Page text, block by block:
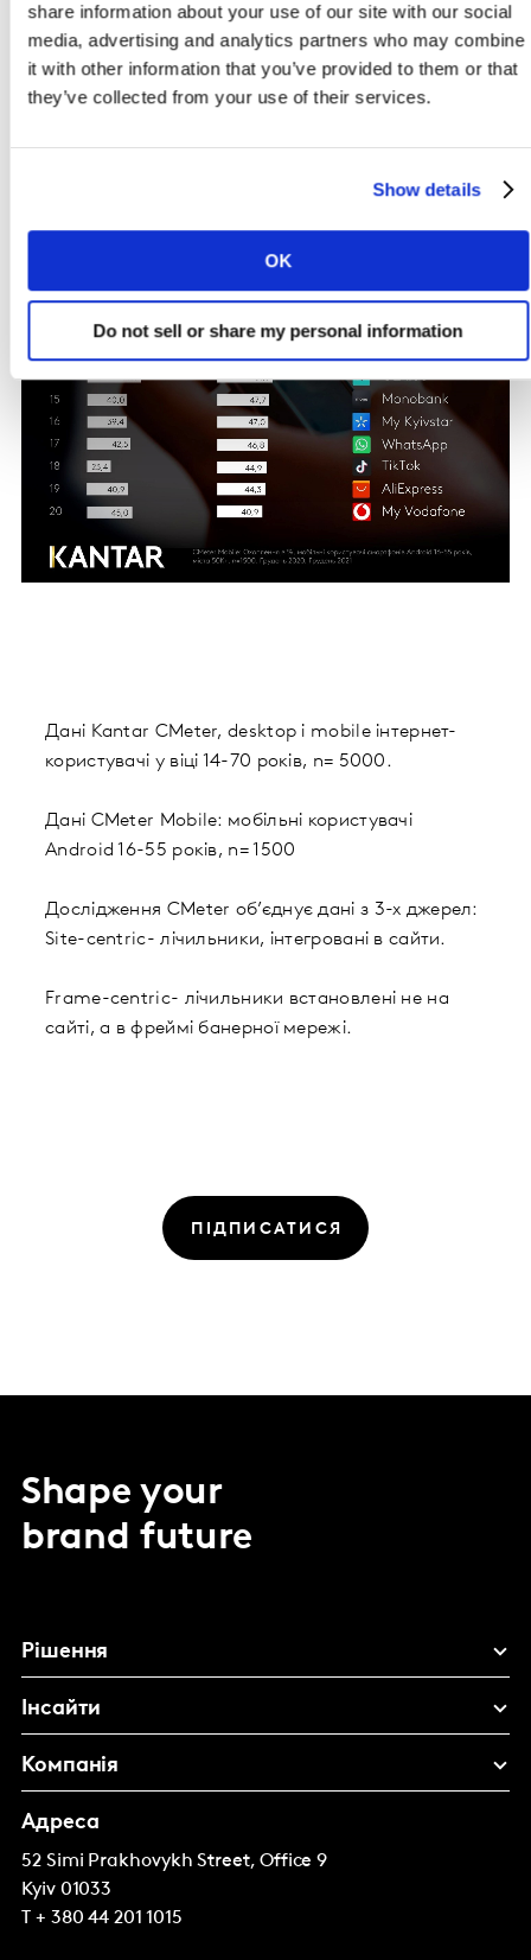
share information about your use of our site with our social
media, advertising and analytics partners who may combine
it with other information that you’ve provided to them or that
they’ve collected from your use of their services.
Show details
OK
Do not sell or share my personal information
Дані Kantar CMeter, desktop і mobile інтернет-
користувачі у віці 14-70 років, n= 5000.
Дані CMeter Mobile: мобільні користувачі
Android 16-55 років, n= 1500
Дослідження CMeter об’єднує дані з 3-х джерел:
Site-centric- лічильники, інтегровані в сайти.
Frame-centric- лічильники встановлені не на
сайті, а в фреймі банерної мережі.
ПІДПИСАТИСЯ
Shape your
brand future
Рішення
Інсайти
Компанія
Адреса
52 Simi Prakhovykh Street, Office 9
Kyiv 01033
T + 380 44 201 1015